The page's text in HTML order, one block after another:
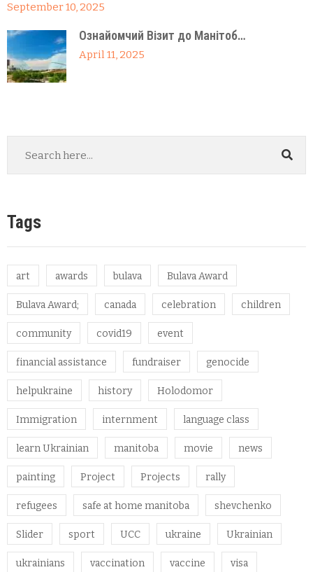
September 10, 2025
Ознайомчий Візит до Манітоб…
April 11, 2025
Tags
art awards bulava Bulava Award
Bulava Award; canada celebration children
community covid19 event
financial assistance fundraiser genocide
helpukraine history Holodomor
Immigration internment language class
learn Ukrainian manitoba movie news
painting Project Projects rally
refugees safe at home manitoba shevchenko
Slider sport UCC ukraine Ukrainian
ukrainians vaccination vaccine visa